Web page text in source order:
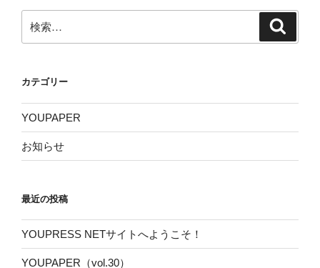
索:
カテゴリー
YOUPAPER
お知らせ
最近の投稿
YOUPRESS NETサイトへようこそ！
YOUPAPER（vol.30）